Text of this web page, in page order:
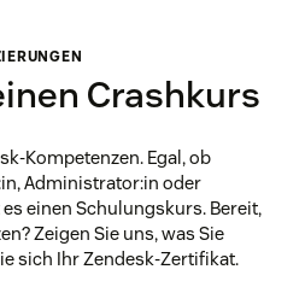
Crashkurs
Kompetenzen. Egal, ob
Administrator:in oder
einen Schulungskurs. Bereit,
Zeigen Sie uns, was Sie
sich Ihr Zendesk-Zertifikat.